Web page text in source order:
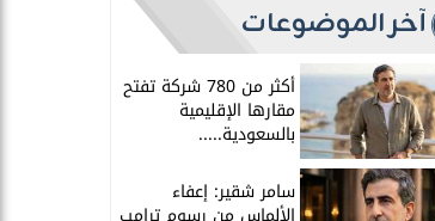
آخر الموضوعات
أكثر من 780 شركة تفتح
مقارها الإقليمية
بالسعودية.....
سامر شقير: إعفاء